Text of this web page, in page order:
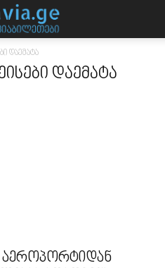
დაემატა
დაემატა
აეროპორტიდან